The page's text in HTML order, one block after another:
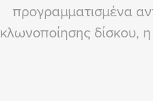
προγραμματισμένα
κλωνοποίησης δίσκου,